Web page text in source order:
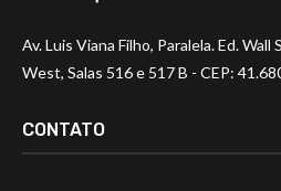
Av. Luis Viana Filho, Paralela. Ed.
West, Salas 516 e 517 B - CEP:
CONTATO